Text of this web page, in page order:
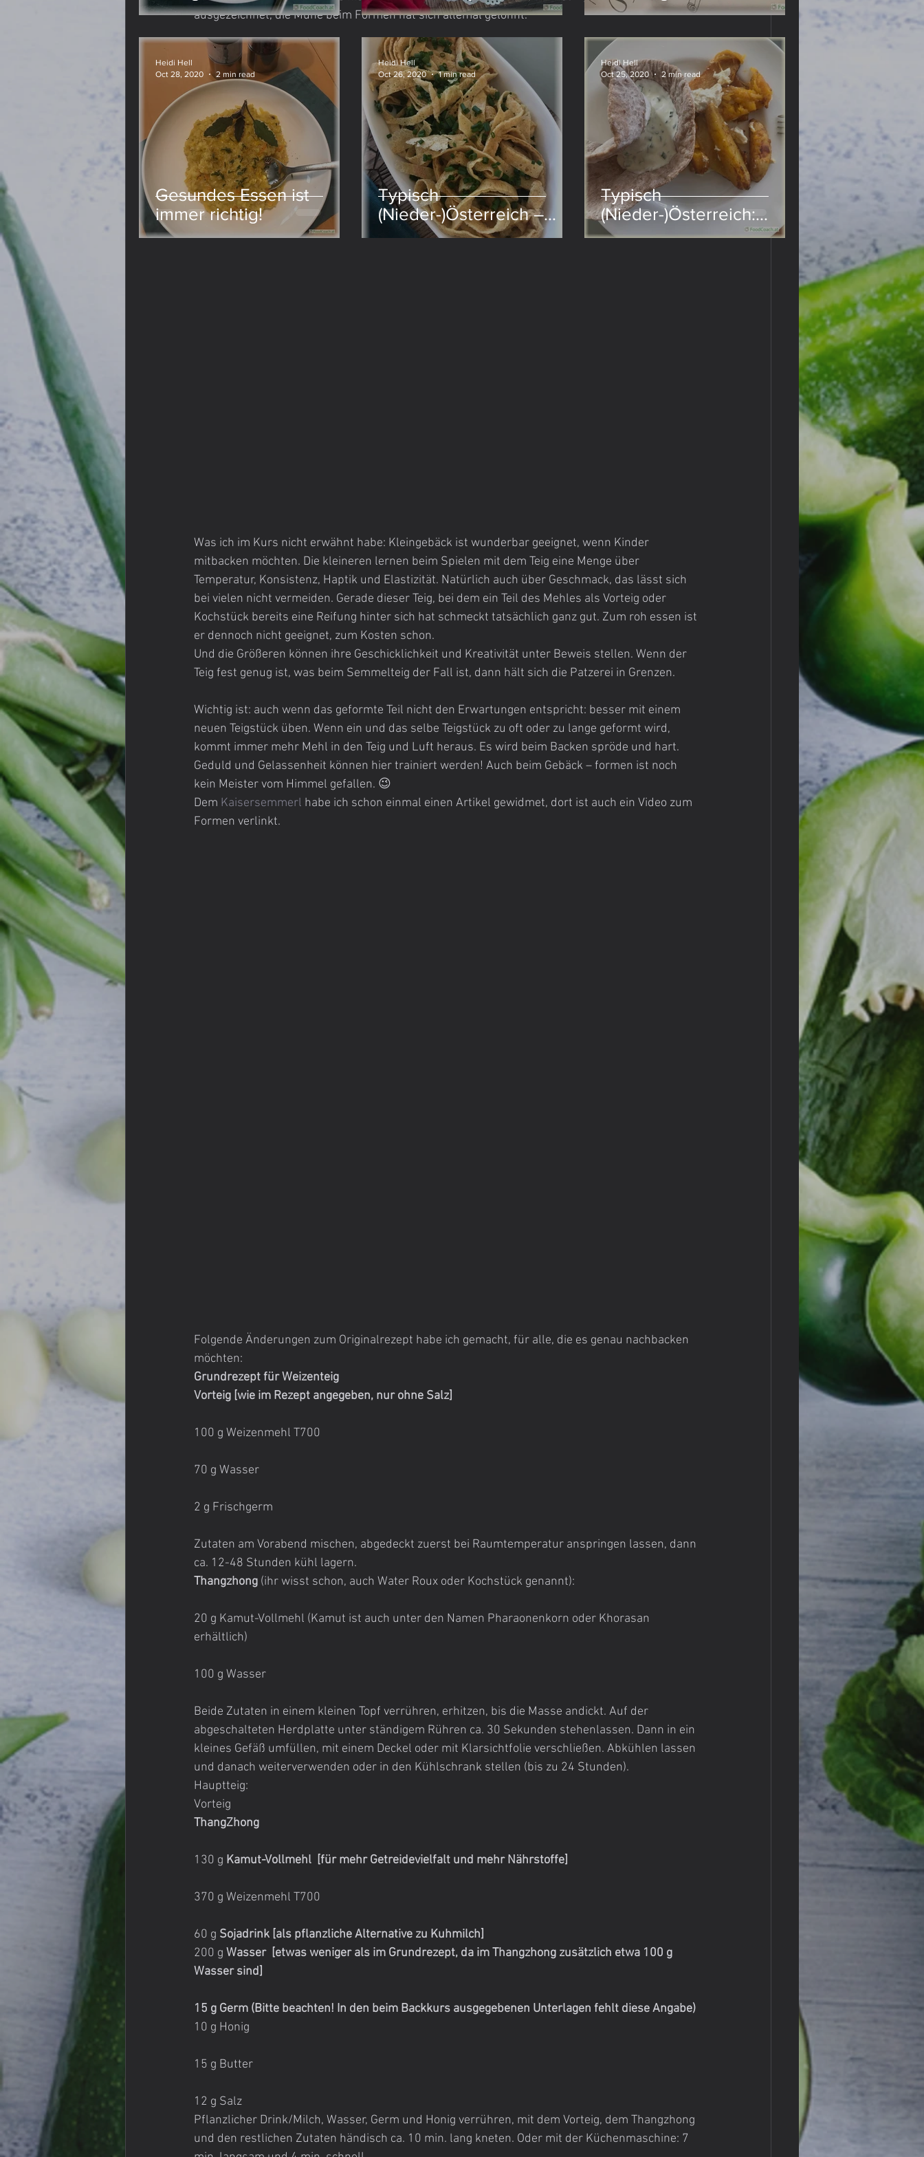
Meine Meinung
ausgezeichnet, die Mühe beim Formen hat sich allemal gelohnt.
Was ich im Kurs nicht erwähnt habe: Kleingebäck ist wunderbar geeignet, wenn Kinder
mitbacken möchten. Die kleineren lernen beim Spielen mit dem Teig eine Menge über
Temperatur, Konsistenz, Haptik und Elastizität. Natürlich auch über Geschmack, das lässt sich
bei vielen nicht vermeiden. Gerade dieser Teig, bei dem ein Teil des Mehles als Vorteig oder
Kochstück bereits eine Reifung hinter sich hat schmeckt tatsächlich ganz gut. Zum roh essen ist
er dennoch nicht geeignet, zum Kosten schon.
Und die Größeren können ihre Geschicklichkeit und Kreativität unter Beweis stellen. Wenn der
Teig fest genug ist, was beim Semmelteig der Fall ist, dann hält sich die Patzerei in Grenzen.
Wichtig ist: auch wenn das geformte Teil nicht den Erwartungen entspricht: besser mit einem
neuen Teigstück üben. Wenn ein und das selbe Teigstück zu oft oder zu lange geformt wird,
kommt immer mehr Mehl in den Teig und Luft heraus. Es wird beim Backen spröde und hart.
Geduld und Gelassenheit können hier trainiert werden! Auch beim Gebäck – formen ist noch
kein Meister vom Himmel gefallen. 😉
Dem Kaisersemmerl habe ich schon einmal einen Artikel gewidmet, dort ist auch ein Video zum
Formen verlinkt.
Folgende Änderungen zum Originalrezept habe ich gemacht, für alle, die es genau nachbacken
möchten:
Grundrezept für Weizenteig
Vorteig [wie im Rezept angegeben, nur ohne Salz]
100 g Weizenmehl T700
70 g Wasser
2 g Frischgerm
Zutaten am Vorabend mischen, abgedeckt zuerst bei Raumtemperatur anspringen lassen, dann
ca. 12-48 Stunden kühl lagern.
Thangzhong (ihr wisst schon, auch Water Roux oder Kochstück genannt):
20 g Kamut-Vollmehl (Kamut ist auch unter den Namen Pharaonenkorn oder Khorasan
erhältlich)
100 g Wasser
Beide Zutaten in einem kleinen Topf verrühren, erhitzen, bis die Masse andickt. Auf der
abgeschalteten Herdplatte unter ständigem Rühren ca. 30 Sekunden stehenlassen. Dann in ein
kleines Gefäß umfüllen, mit einem Deckel oder mit Klarsichtfolie verschließen. Abkühlen lassen
und danach weiterverwenden oder in den Kühlschrank stellen (bis zu 24 Stunden).
Hauptteig:
Vorteig
ThangZhong
130 g Kamut-Vollmehl  [für mehr Getreidevielfalt und mehr Nährstoffe]
370 g Weizenmehl T700
60 g Sojadrink [als pflanzliche Alternative zu Kuhmilch]
200 g Wasser  [etwas weniger als im Grundrezept, da im Thangzhong zusätzlich etwa 100 g
Wasser sind]
15 g Germ (Bitte beachten! In den beim Backkurs ausgegebenen Unterlagen fehlt diese Angabe)
10 g Honig
15 g Butter
12 g Salz
Pflanzlicher Drink/Milch, Wasser, Germ und Honig verrühren, mit dem Vorteig, dem Thangzhong
und den restlichen Zutaten händisch ca. 10 min. lang kneten. Oder mit der Küchenmaschine: 7
Gesundes Essen ist
immer richtig!
Heidi Hell
Oct 28, 2020
2 min read
Typisch
(Nieder-)Österreich –
Frittatensuppe
Heidi Hell
Oct 26, 2020
1 min read
Typisch
(Nieder-)Österreich:
Feuerfleck mit Sauerteig
Heidi Hell
Oct 25, 2020
2 min read